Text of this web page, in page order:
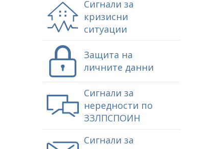
Сигнали за
кризисни
ситуации
Защита на
личните данни
Сигнали за
нередности по
ЗЗЛПСПОИН
Сигнали за